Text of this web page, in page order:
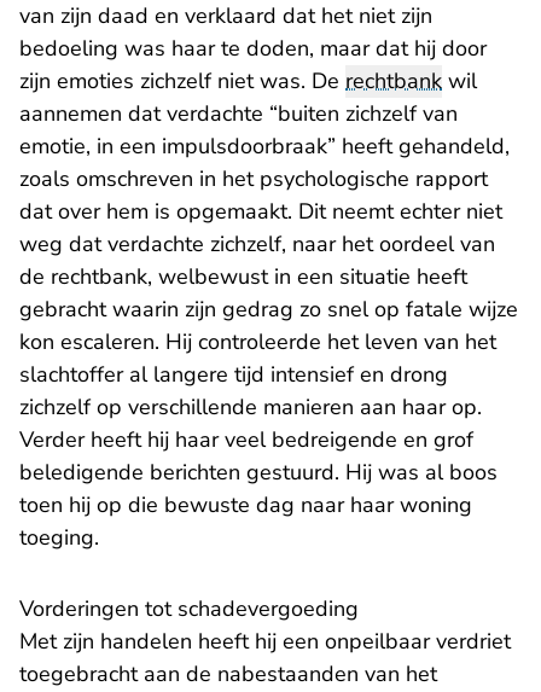
van zijn daad en verklaard dat het niet zijn
bedoeling was haar te doden, maar dat hij door
zijn emoties zichzelf niet was. De rechtbank wil
aannemen dat verdachte “buiten zichzelf van
emotie, in een impulsdoorbraak” heeft gehandeld,
zoals omschreven in het psychologische rapport
dat over hem is opgemaakt. Dit neemt echter niet
weg dat verdachte zichzelf, naar het oordeel van
de rechtbank, welbewust in een situatie heeft
gebracht waarin zijn gedrag zo snel op fatale wijze
kon escaleren. Hij controleerde het leven van het
slachtoffer al langere tijd intensief en drong
zichzelf op verschillende manieren aan haar op.
Verder heeft hij haar veel bedreigende en grof
beledigende berichten gestuurd. Hij was al boos
toen hij op die bewuste dag naar haar woning
toeging.
Vorderingen tot schadevergoeding
Met zijn handelen heeft hij een onpeilbaar verdriet
toegebracht aan de nabestaanden van het